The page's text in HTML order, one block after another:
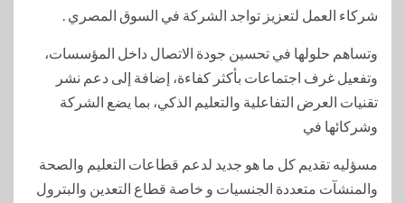
شركاء العمل لتعزيز تواجد الشركة في السوق المصري .
وتساهم حلولها في تحسين جودة الاتصال داخل المؤسسات،
وتفعيل غرف اجتماعات بأكثر كفاءة، إضافة إلى دعم نشر
تقنيات العرض التفاعلية والتعليم الذكي، بما يضع الشركة
وشركائها في
مسؤليه تقديم كل ما هو جديد لدعم قطاعات التعليم والصحة
والمنشآت متعددة الجنسيات و خاصة قطاع التعدين والبترول